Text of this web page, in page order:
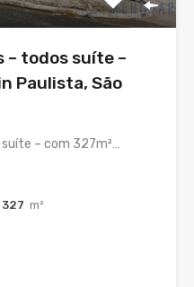
– todos suíte –
Paulista, São
– com 327m²…
327 m²